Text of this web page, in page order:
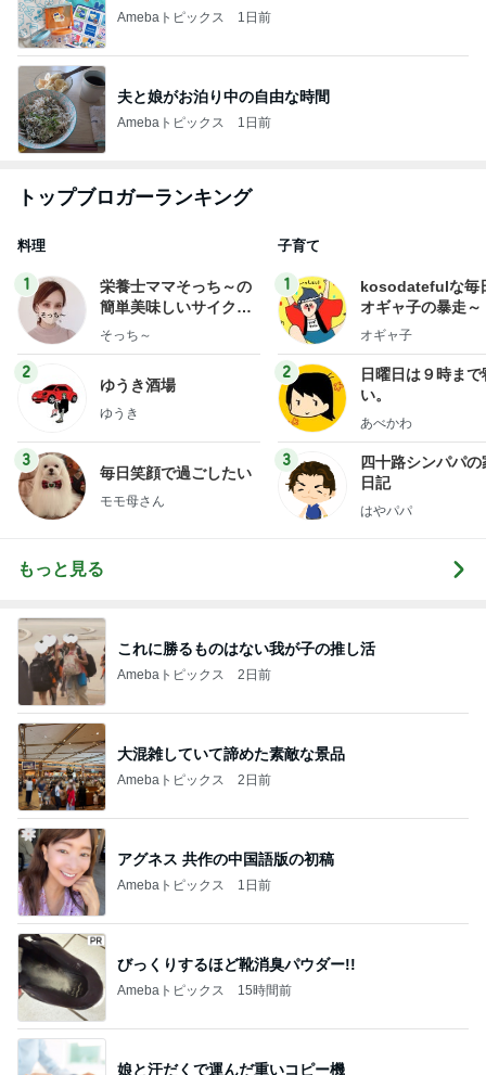
Amebaトピックス 1日前
夫と娘がお泊り中の自由な時間
Amebaトピックス 1日前
トップブロガーランキング
料理
1
栄養士ママそっち～の
簡単美味しいサイクル
献立
そっち～
2
ゆうき酒場
ゆうき
3
毎日笑顔で過ごしたい
モモ母さん
子育て
1
kosodatefulな毎
オギャ子の暴走～
オギャ子
2
日曜日は９時まで
い。
あべかわ
3
四十路シンパパの
日記
はやパパ
もっと見る
これに勝るものはない我が子の推し活
Amebaトピックス 2日前
大混雑していて諦めた素敵な景品
Amebaトピックス 2日前
アグネス 共作の中国語版の初稿
Amebaトピックス 1日前
びっくりするほど靴消臭パウダー!!
Amebaトピックス 15時間前
娘と汗だくで運んだ重いコピー機